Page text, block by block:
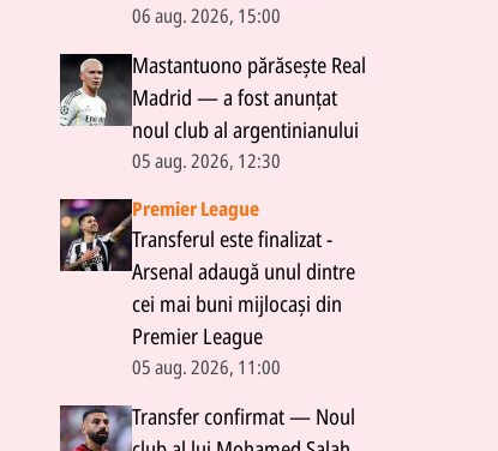
06 aug. 2026, 15:00
Mastantuono părăsește Real
Madrid — a fost anunțat
noul club al argentinianului
05 aug. 2026, 12:30
Premier League
Transferul este finalizat -
Arsenal adaugă unul dintre
cei mai buni mijlocași din
Premier League
05 aug. 2026, 11:00
Transfer confirmat — Noul